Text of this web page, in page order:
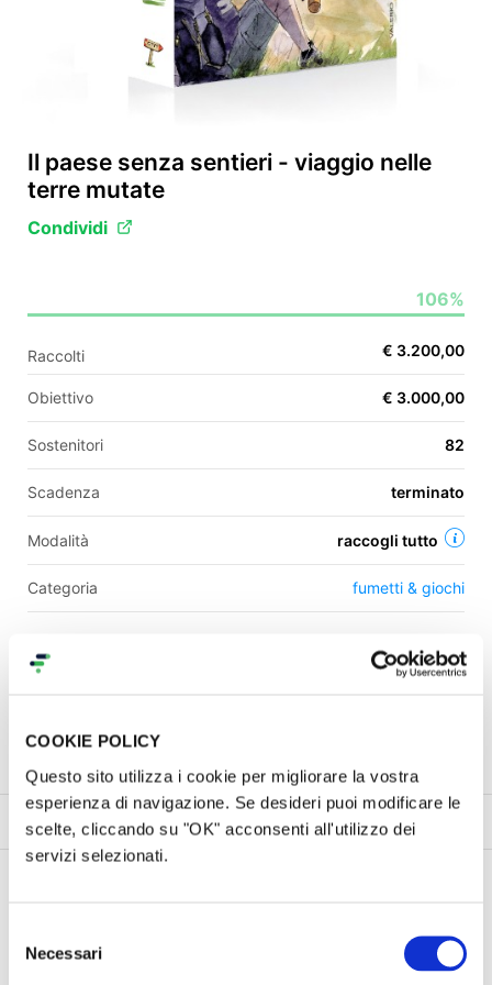
COOKIE POLICY
Questo sito utilizza i cookie per migliorare la vostra
esperienza di navigazione. Se desideri puoi modificare le
scelte, cliccando su "OK" acconsenti all'utilizzo dei
servizi selezionati.
delNecessari
IT
ES
Il paese senza sentieri - viaggio nelle
terre mutate
Condividi
106%
Raccolti € 3.200,00
Obiettivo € 3.000,00
Sostenitori 82
Scadenza terminato
Modalità raccogli tutto
Categoria fumetti & giochi
Una campagna di
Progetto Ricompense Commenti (34) Gallery (10)